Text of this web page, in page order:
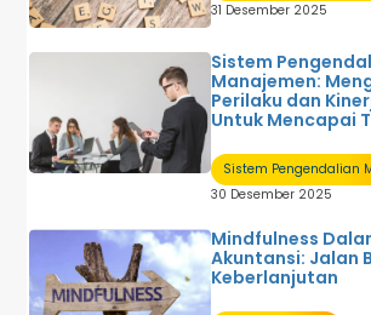
31 Desember 2025
Sistem
Manajemen:
Perilaku dan
Untuk Mencapai
Sistem Pengendalian
30 Desember 2025
Mindfulness
Akuntansi: Jalan
Keberlanjutan